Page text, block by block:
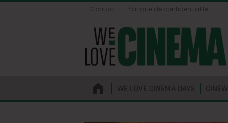
Contact Politique de confidentialité
WE LOVE CINEMA DAYS